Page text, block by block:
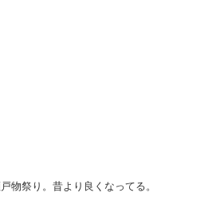
物祭り。昔より良くなってる。